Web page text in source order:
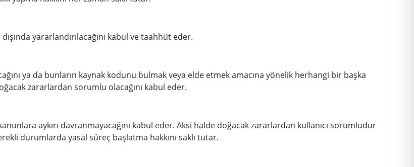
yararlandırılacağını kabul ve taahhüt eder.
ya da bunların kaynak kodunu bulmak veya elde etmek amacına yönelik herhangi bir başka
zararlardan sorumlu olacağını kabul eder.
aykırı davranmayacağını kabul eder. Aksi halde doğacak zararlardan kullanıcı sorumludur
durumlarda yasal süreç başlatma hakkını saklı tutar.